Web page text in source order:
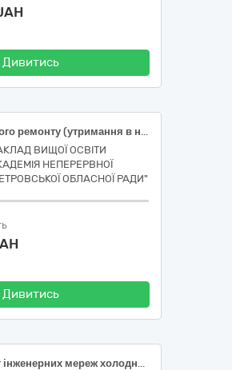
Дивитись
Послуги з поточного ремонту (утримання в належному стані) внутрішніх мереж водопостачання в підвальному приміщенні гуртожитку №1 ДФПК КЗВО «ДАНО» ДОР» за адресою: пр. Олександра Поля, 83, м. Дніпро
ВИЩОЇ ОСВІТИ
НЕПЕРЕРВНОЇ
ОБЛАСНОЇ РАДИ"
Дивитись
Поточний ремонт інженерних мереж холодного водопостачання житлового будинку за адресою: вул. Салютна, 25-А (1-6 під.) у Шевченківському районі м. Києва